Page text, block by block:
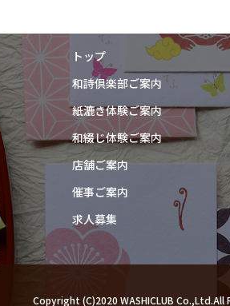
トップ
和詩倶楽部ご案内
紙漉き体験ご案内
和綴じ体験ご案内
店舗ご案内
催事ご案内
求人募集
Copyright (C)2020 WASHICLUB